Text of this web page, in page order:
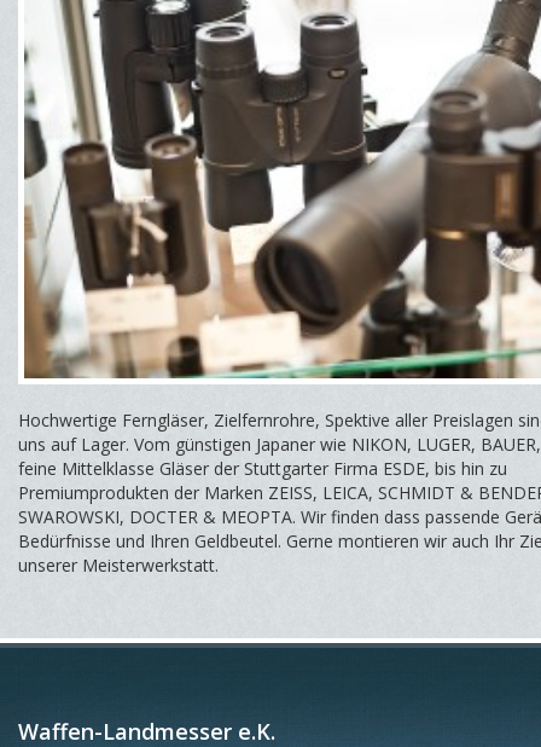
Hochwertige Ferngläser, Zielfernrohre, Spektive aller Preislagen
uns auf Lager. Vom günstigen Japaner wie NIKON, LUGER,
feine Mittelklasse Gläser der Stuttgarter Firma ESDE, bis hin zu
Premiumprodukten der Marken ZEISS, LEICA, SCHMIDT &
SWAROWSKI, DOCTER & MEOPTA. Wir finden dass passende
Bedürfnisse und Ihren Geldbeutel. Gerne montieren wir auch Ihr
unserer Meisterwerkstatt.
Waffen-Landmesser e.K.